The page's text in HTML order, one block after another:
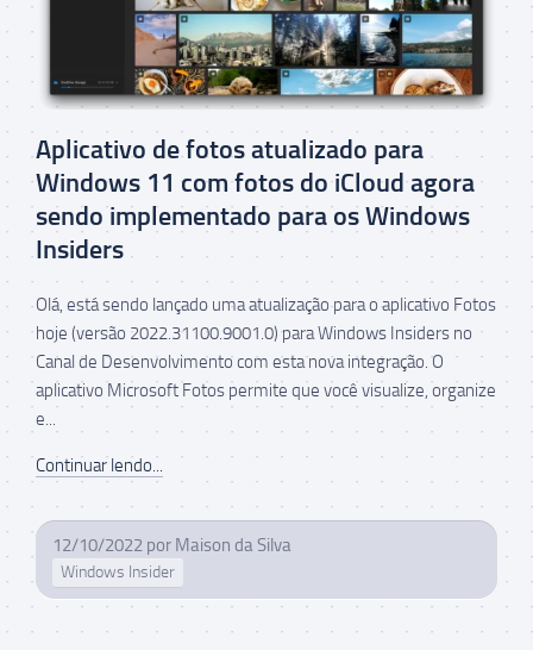
Aplicativo de fotos atualizado para
Windows 11 com fotos do iCloud agora
sendo implementado para os Windows
Insiders
Olá, está sendo lançado uma atualização para o aplicativo Fotos
hoje (versão 2022.31100.9001.0) para Windows Insiders no
Canal de Desenvolvimento com esta nova integração. O
aplicativo Microsoft Fotos permite que você visualize, organize
e...
Continuar lendo...
12/10/2022 por Maison da Silva
Windows Insider